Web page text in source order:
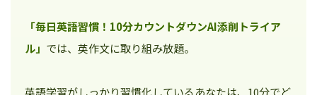
「毎日英語習慣！10分カウントダウンAI添削トライア
ル」 では、英作文に取り組み放題。
英語学習がしっかり習慣化しているあなたは、10分でど